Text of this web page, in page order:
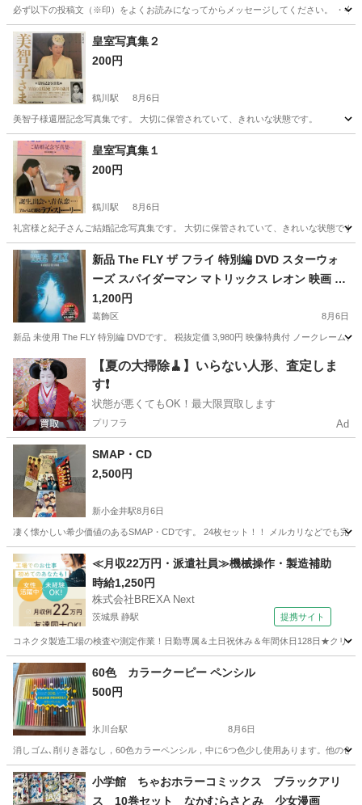
必ず以下の投稿文（※印）をよくお読みになってからメッセージしてください。 ・
東京 世田谷区 桜新町駅
ビジネス、経済 有料
皇室写真集２
200円
鶴川駅 8月6日
美智子様還暦記念写真集です。 大切に保管されていて、きれいな状態です。
東京 町田市 鶴川駅 写真集
皇室写真集１
200円
鶴川駅 8月6日
礼宮様と紀子さんご結婚記念写真集です。 大切に保管されていて、きれいな状態です。
東京 町田市 鶴川駅 写真集 状態
新品 The FLY ザ フライ 特別編 DVD スターウォ
ーズ スパイダーマン マトリックス レオン 映画 ス
ポーン アメリカンコミック ガミラシークレット
1,200円
葛飾区 8月6日
新品 未使用 The FLY 特別編 DVDです。 税抜定価 3,980円 映像特典付 ノークレーム
東京 葛飾区 本/CD/DVD アメリカン
【夏の大掃除🧹】いらない人形、査定しま
す❗️
状態が悪くてもOK！最大限買取します
プリフラ Ad
SMAP・CD
2,500円
新小金井駅8月6日
凄く懐かしい希少価値のあるSMAP・CDです。 24枚セット！！ メルカリなどでも完
東京 三鷹市 新小金井駅 CD
≪月収22万円・派遣社員≫機械操作・製造補助
時給1,250円
株式会社BREXA Next
茨城県 静駅 提携サイト
コネクタ製造工場の検査や測定作業！日勤専属＆土日祝休み＆年間休日128日★クリ
茨城 常陸大宮市 静駅 その他
60色 カラークーピー ペンシル
500円
氷川台駅 8月6日
消しゴム､削りき器なし，60色カラーペンシル，中に6つ色少し使用あります。他の
東京 練馬区 氷川台駅 絵本
小学館 ちゃおホラーコミックス ブラックアリ
ス 10巻セット なかむらさとみ 少女漫画